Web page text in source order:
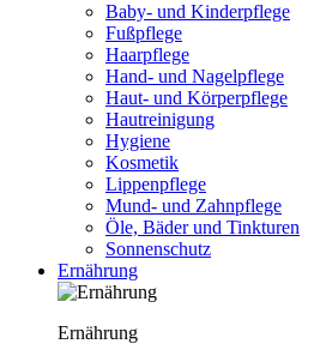
Baby- und Kinderpflege
Fußpflege
Haarpflege
Hand- und Nagelpflege
Haut- und Körperpflege
Hautreinigung
Hygiene
Kosmetik
Lippenpflege
Mund- und Zahnpflege
Öle, Bäder und Tinkturen
Sonnenschutz
Ernährung
Ernährung